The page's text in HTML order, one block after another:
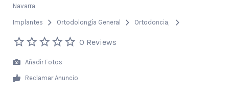
Navarra
Implantes Ortodolongía General Ortodoncia
0 Reviews
Añadir Fotos
Reclamar Anuncio